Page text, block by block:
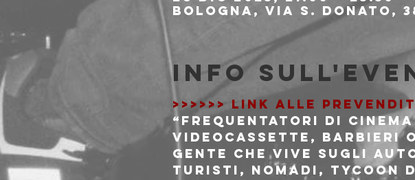
Bologna, Via S. Donato,
Info
>>>>>> LINK ALLE
“Frequentatori di
videocassette,
gente che vive sugli
turisti, nomadi, tycoon